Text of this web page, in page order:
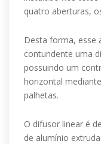
quatro aberturas,
Desta forma, esse
contundente uma
possuindo um
horizontal
palhetas.
O difusor linear é
de alumínio